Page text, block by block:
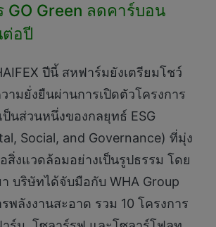
GO Green ลดคาร์บอน
อปี
ปีนี้ สหฟาร์มยังเตรียมโชว์
ามยั่งยืนผ่านการเปิดตัวโครงการ
ป็นส่วนหนึ่งของกลยุทธ์ ESG
Social, and Governance) ที่มุ่ง
สิ่งแวดล้อมอย่างเป็นรูปธรรม โดย
บริษัทได้จับมือกับ WHA Group
พลังงานสะอาด รวม 10 โครงการ